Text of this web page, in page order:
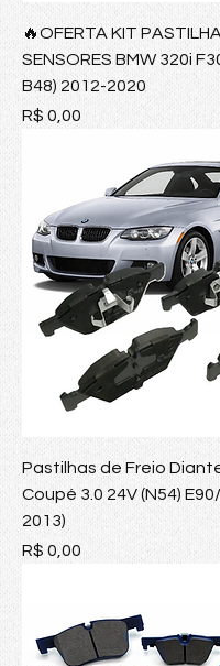
🔥OFERTA KIT
SENSORES BMW 320i
B48) 2012-2020
Preço
R$ 0,00
Pastilhas de Freio
Coupé 3.0 24V (N54)
2013)
Preço
R$ 0,00